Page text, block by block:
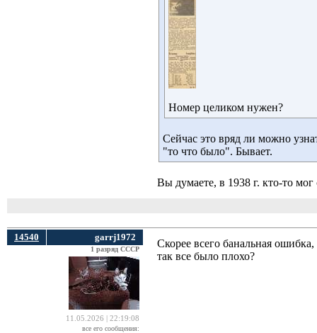
Номер целиком нужен?
Сейчас это вряд ли можно
"то что было". Бывает.
Вы думаете, в 1938 г. кто-то
14540 garrj1972
1 разряд СССР
11.05.2026 | 22:19:08
все его сообщения:
Скорее всего банальная
так все было плохо?